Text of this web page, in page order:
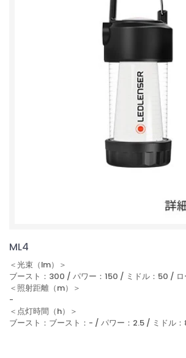
ML4
＜光束（lm）＞
ブースト：300 / パワー：150 / ミドル：50 / ロ
＜照射距離（m）＞
-
＜点灯時間（h）＞
ブースト：ブースト：- / パワー：2.5 / ミドル